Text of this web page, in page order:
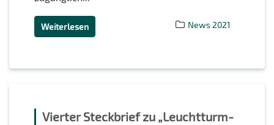
News 2021
Weiterlesen
Vierter Steckbrief zu „Leuchtturm-